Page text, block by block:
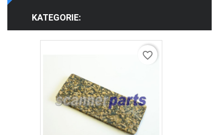
KATEGORIE:
favorite_border